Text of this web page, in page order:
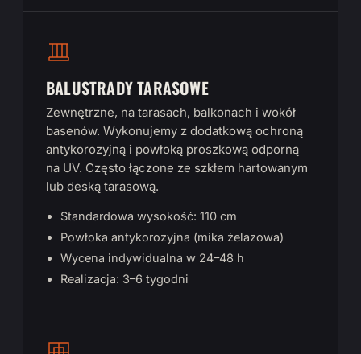
BALUSTRADY TARASOWE
Zewnętrzne, na tarasach, balkonach i wokół
basenów. Wykonujemy z dodatkową ochroną
antykorozyjną i powłoką proszkową odporną
na UV. Często łączone ze szkłem hartowanym
lub deską tarasową.
Standardowa wysokość: 110 cm
Powłoka antykorozyjna (mika żelazowa)
Wycena indywidualna w 24–48 h
Realizacja: 3–6 tygodni